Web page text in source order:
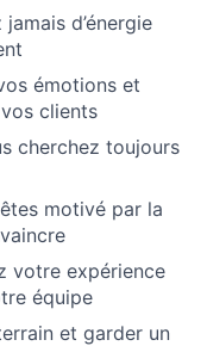
d’énergie
émotions et
clients
cherchez toujours
motivé par la
votre expérience
équipe
et garder un